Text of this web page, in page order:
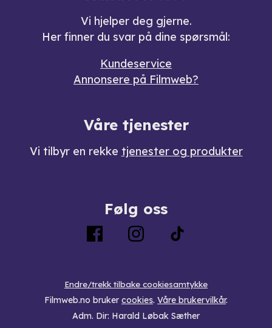
Vi hjelper deg gjerne.
Her finner du svar på dine spørsmål:
Kundeservice
Annonsere på Filmweb?
Våre tjenester
Vi tilbyr en rekke tjenester og produkter
Følg oss
Endre/trekk tilbake cookiesamtykke
Filmweb.no bruker cookies. Våre brukervilkår.
Adm. Dir: Harald Løbak Sæther